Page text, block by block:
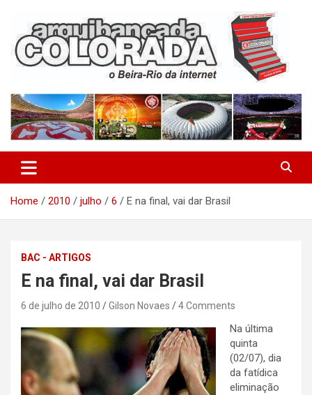
content
Arquibancada Colorada
Home 2010 julho 6 E na final, vai dar Brasil
BAC - ARTIGOS
E na final, vai dar Brasil
6 de julho de 2010 Gilson Novaes 4 Comments
Na última
quinta
(02/07), dia
da fatídica
eliminação